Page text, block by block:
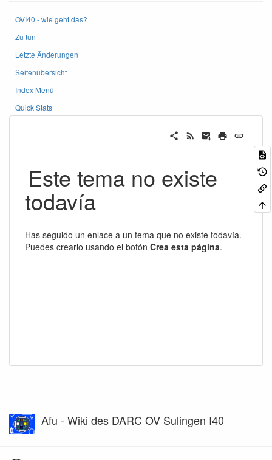
OVI40 - wie geht das?
Zu tun
Letzte Änderungen
Seitenübersicht
Index Menü
Quick Stats
Este tema no existe
todavía
Has seguido un enlace a un tema que no existe todavía.
Puedes crearlo usando el botón Crea esta página.
Afu - Wiki des DARC OV Sulingen I40